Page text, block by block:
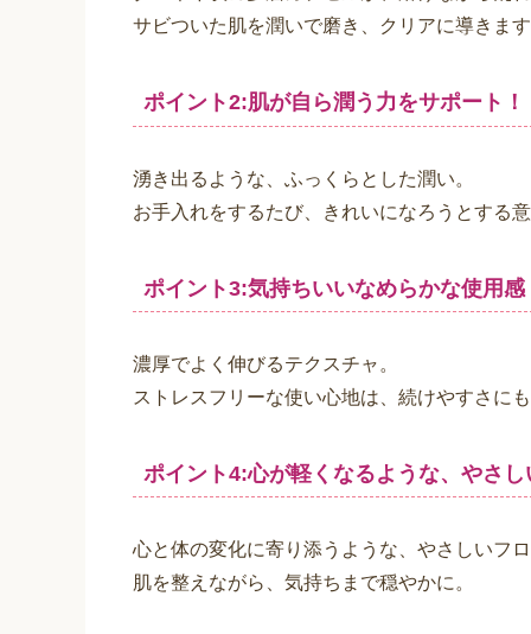
ベースアクティブカプセルに包まれた精製米
サビついた肌を潤いで磨き上げ、クリアに導
エクイタンスが世界で初めて化粧品に配合。
生体構造に近い保湿成分がたっぷりの潤いを
「活力美肌体験3点セット」5つの
ポイント1:サビついた肌を磨く！